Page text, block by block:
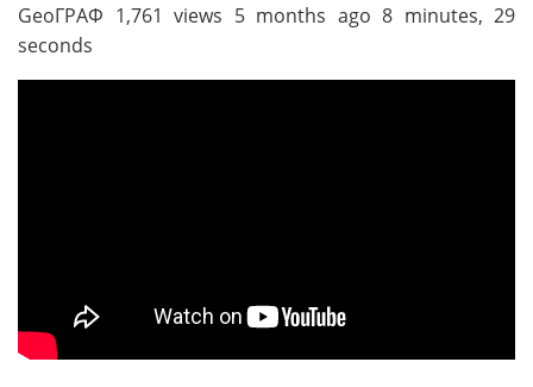
GeoГРАФ 1,761 views 5 months ago 8 minutes, 29
seconds